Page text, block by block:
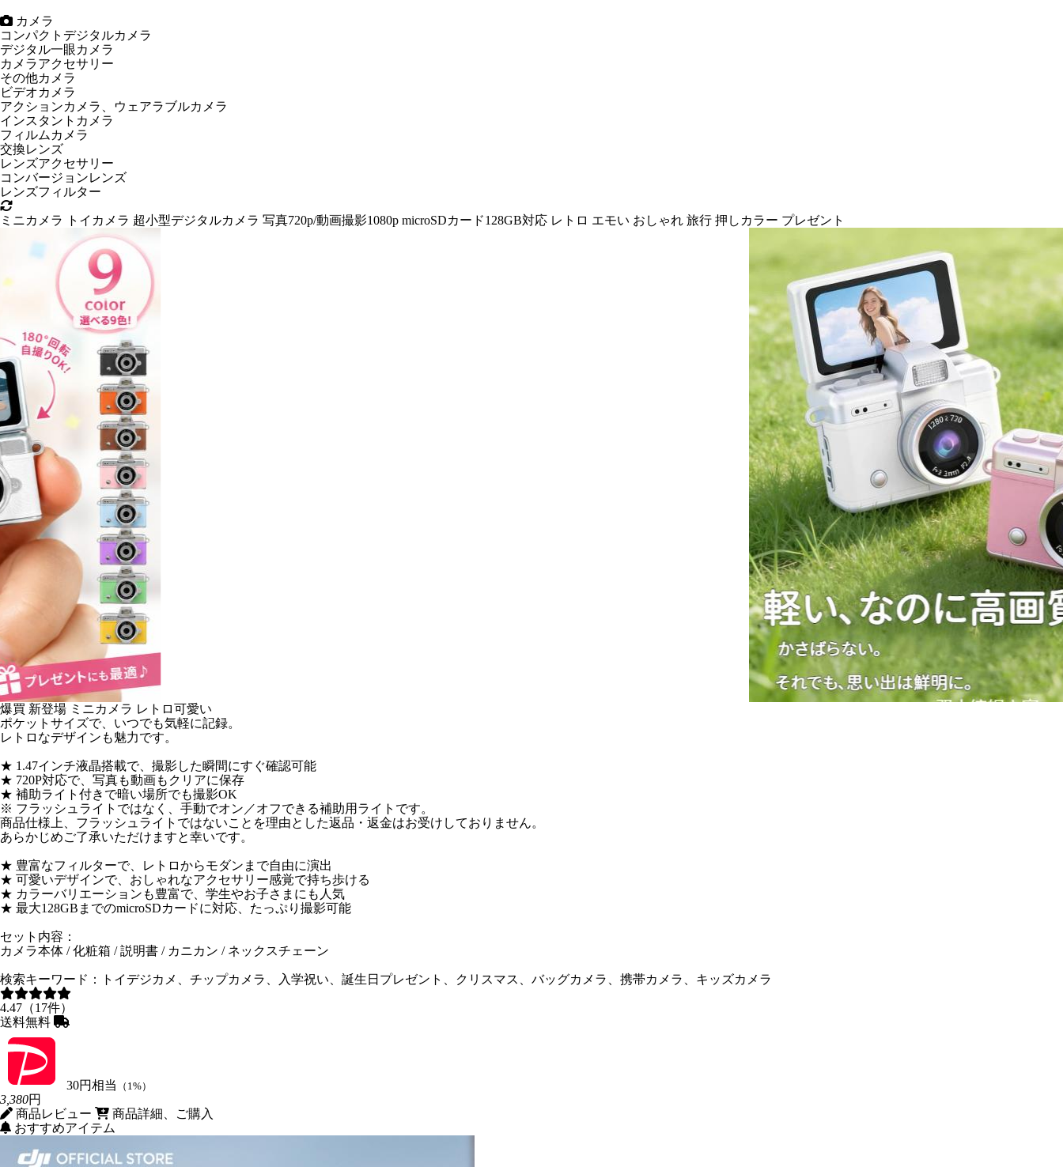
カメラ
コンパクトデジタルカメラ
デジタル一眼カメラ
カメラアクセサリー
その他カメラ
ビデオカメラ
アクションカメラ、ウェアラブルカメラ
インスタントカメラ
フィルムカメラ
交換レンズ
レンズアクセサリー
コンバージョンレンズ
レンズフィルター
ミニカメラ トイカメラ 超小型デジタルカメラ 写真720p/動画撮影1080p microSDカード128GB対応 レトロ エモい おしゃれ 旅行 押しカラー プレゼント
爆買 新登場 ミニカメラ レトロ可愛い
ポケットサイズで、いつでも気軽に記録。
レトロなデザインも魅力です。
★ 1.47インチ液晶搭載で、撮影した瞬間にすぐ確認可能
★ 720P対応で、写真も動画もクリアに保存
★ 補助ライト付きで暗い場所でも撮影OK
※ フラッシュライトではなく、手動でオン／オフできる補助用ライトです。
商品仕様上、フラッシュライトではないことを理由とした返品・返金はお受けしておりません。
あらかじめご了承いただけますと幸いです。
★ 豊富なフィルターで、レトロからモダンまで自由に演出
★ 可愛いデザインで、おしゃれなアクセサリー感覚で持ち歩ける
★ カラーバリエーションも豊富で、学生やお子さまにも人気
★ 最大128GBまでのmicroSDカードに対応、たっぷり撮影可能
セット内容：
カメラ本体 / 化粧箱 / 説明書 / カニカン / ネックスチェーン
検索キーワード：トイデジカメ、チップカメラ、入学祝い、誕生日プレゼント、クリスマス、バッグカメラ、携帯カメラ、キッズカメラ
4.47（17件）
送料無料
30円相当 （1%）
3,380円
商品レビュー
商品詳細、ご購入
おすすめアイテム